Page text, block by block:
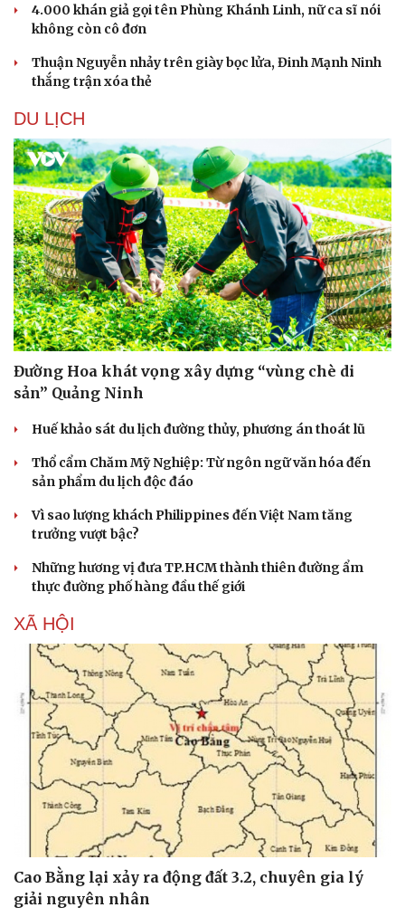
Văn hóa
Sân khấu - Điện ảnh
Âm nhạc
Di sản
Giải trí
Sao Việt
4.000 khán giả gọi tên Phùng Khánh Linh, nữ ca sĩ nói
không còn cô đơn
Thuận Nguyễn nhảy trên giày bọc lửa, Đinh Mạnh Ninh
thắng trận xóa thẻ
DU LỊCH
Đường Hoa khát vọng xây dựng “vùng chè di
sản” Quảng Ninh
Huế khảo sát du lịch đường thủy, phương án thoát lũ
Thổ cẩm Chăm Mỹ Nghiệp: Từ ngôn ngữ văn hóa đến
sản phẩm du lịch độc đáo
Vì sao lượng khách Philippines đến Việt Nam tăng
trưởng vượt bậc?
Những hương vị đưa TP.HCM thành thiên đường ẩm
thực đường phố hàng đầu thế giới
XÃ HỘI
Cao Bằng lại xảy ra động đất 3.2, chuyên gia lý
giải nguyên nhân